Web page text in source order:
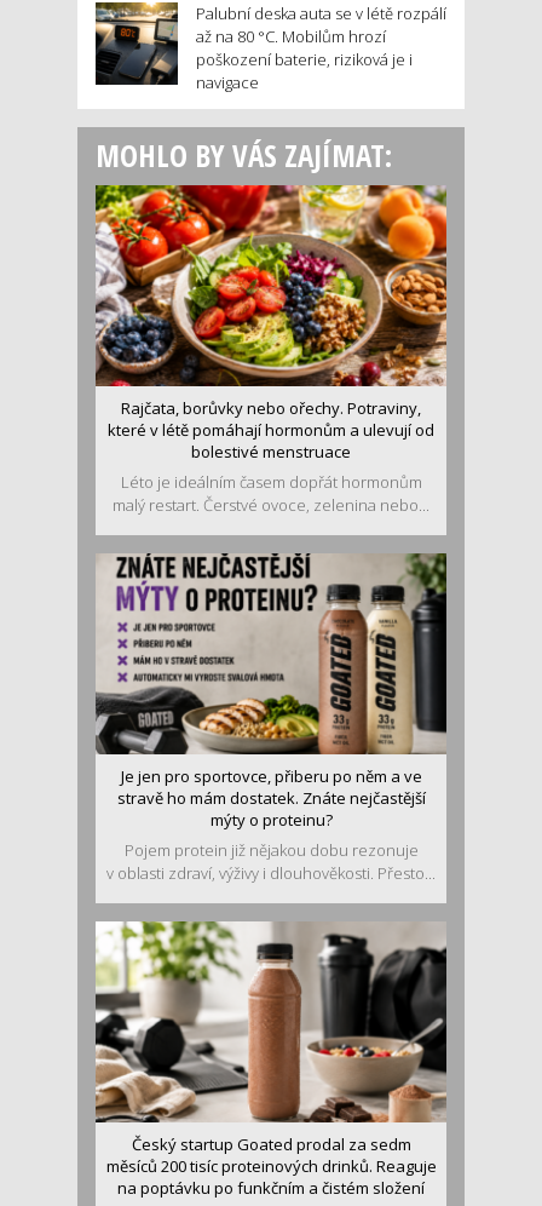
Palubní deska auta se v létě rozpálí
až na 80 °C. Mobilům hrozí
poškození baterie, riziková je i
navigace
MOHLO BY VÁS ZAJÍMAT:
Rajčata, borůvky nebo ořechy. Potraviny,
které v létě pomáhají hormonům a ulevují od
bolestivé menstruace
Léto je ideálním časem dopřát hormonům
malý restart. Čerstvé ovoce, zelenina nebo...
Je jen pro sportovce, přiberu po něm a ve
stravě ho mám dostatek. Znáte nejčastější
mýty o proteinu?
Pojem protein již nějakou dobu rezonuje
v oblasti zdraví, výživy i dlouhověkosti. Přesto...
Český startup Goated prodal za sedm
měsíců 200 tisíc proteinových drinků. Reaguje
na poptávku po funkčním a čistém složení